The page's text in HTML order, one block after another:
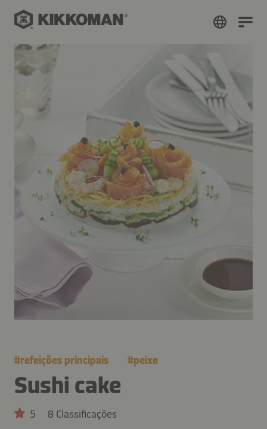
#refeições principais #peixe
Sushi cake
5 8 Classificações